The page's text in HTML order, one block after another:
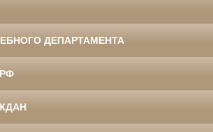
ДЕПАРТАМЕНТА